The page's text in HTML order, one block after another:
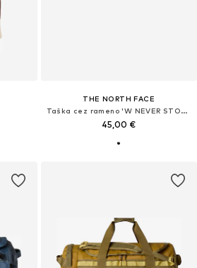
THE NORTH FACE
Taška cez rameno 'W NEVER STOP LUMBAR'
45,00 €